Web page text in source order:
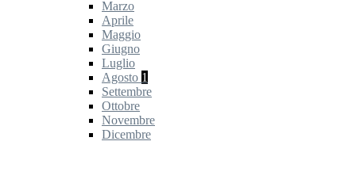
Marzo
Aprile
Maggio
Giugno
Luglio
Agosto 1
Settembre
Ottobre
Novembre
Dicembre